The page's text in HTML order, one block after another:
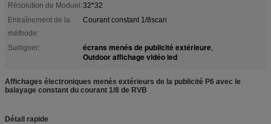
Résolution de Moduel:32*32
Entraînement de la
méthode:
Courant constant 1/8scan
Surligner: écrans menés de publicité extérieure,
Outdoor affichage vidéo led
Affichages électroniques menés extérieurs de la publicité P6 avec le
balayage constant du courant 1/8 de RVB
Détail rapide